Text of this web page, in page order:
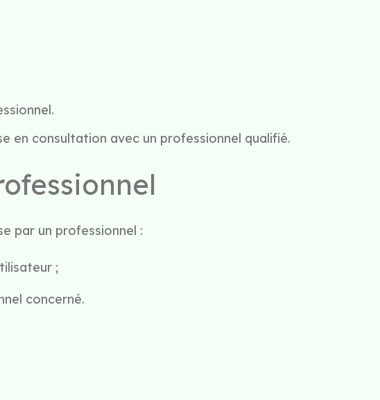
en consultation avec un professionnel qualifié.
par un professionnel :
;
concerné.